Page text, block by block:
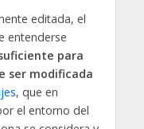
editada, el
entenderse
para
ser modificada
, que en
el entorno del